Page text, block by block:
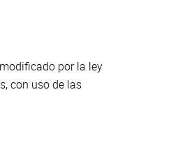
por la ley
con uso de las